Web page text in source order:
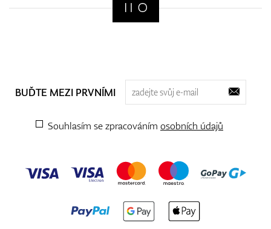
BUĎTE MEZI PRVNÍMI
Souhlasím se zpracováním osobních údajů